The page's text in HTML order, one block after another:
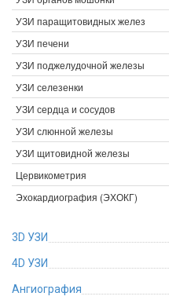
УЗИ паращитовидных желез
УЗИ печени
УЗИ поджелудочной железы
УЗИ селезенки
УЗИ сердца и сосудов
УЗИ слюнной железы
УЗИ щитовидной железы
Цервикометрия
Эхокардиография (ЭХОКГ)
3D УЗИ
4D УЗИ
Ангиография